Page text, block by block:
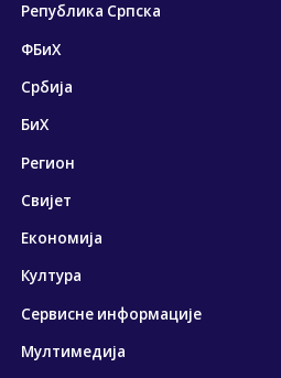
Република Српска
ФБиХ
Србија
БиХ
Регион
Свијет
Економија
Култура
Сервисне информације
Мултимедија